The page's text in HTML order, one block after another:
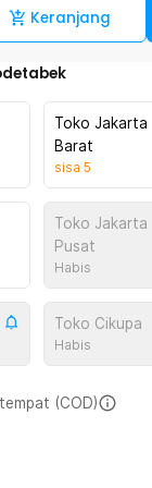
Keranjang
Toko Jakarta
Barat
sisa 5
Toko Jakarta
Pusat
Habis
Toko Cikupa
Habis
(COD)